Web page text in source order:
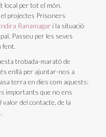
local per tot el món.
projectes Prisoners
Indira Ranamagar i la situació
Passeu per les seves
fent.
trobada-marató de
enllà per ajuntar-nos a
terra en dies com aquests:
importants que no ens
valor del contacte, de la